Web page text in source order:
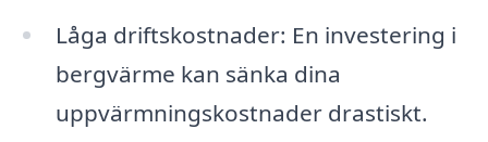
Låga driftskostnader: En investering i
bergvärme kan sänka dina
uppvärmningskostnader drastiskt.